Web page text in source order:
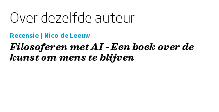
Over dezelfde auteur
Recensie | Nico de Leeuw
Filosoferen met AI - Een boek over de
kunst om mens te blijven